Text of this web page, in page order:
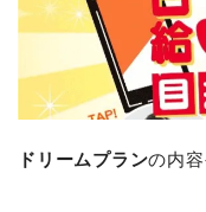
ドリームプランの内